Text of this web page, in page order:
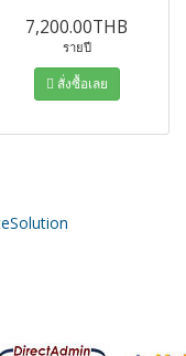
7,200.00THB
รายปี
สั่งซื้อเลย